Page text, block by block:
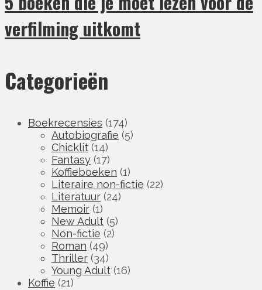
verfilming uitkomt
Categorieën
Boekrecensies (174)
Autobiografie (5)
Chicklit (14)
Fantasy (17)
Koffieboeken (1)
Literaire non-fictie (22)
Literatuur (24)
Memoir (1)
New Adult (5)
Non-fictie (2)
Roman (49)
Thriller (34)
Young Adult (16)
Koffie (21)